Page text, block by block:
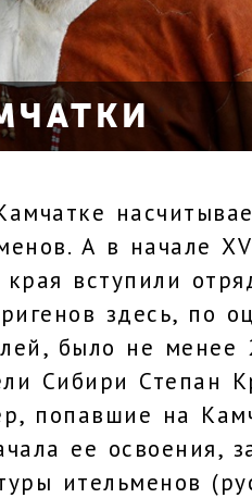
А в начале
вступили
здесь, по
было не менее
Сибири Степан
попавшие на
ее освоения,
ительменов